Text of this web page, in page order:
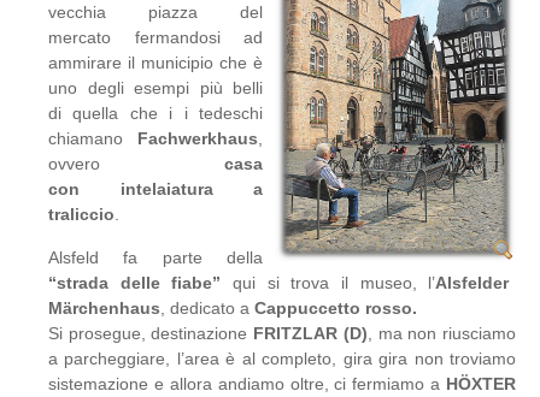
vecchia piazza del
mercato fermandosi ad
ammirare il municipio che è
uno degli esempi più belli
di quella che i i tedeschi
chiamano Fachwerkhaus
ovvero casa
con intelaiatura a
traliccio
Alsfeld fa parte della
“strada delle fiabe” qui si trova il museo, l’Alsfelder
Märchenhaus , dedicato a Cappuccetto rosso.
Si prosegue, destinazione FRITZLAR (D) , ma non riusciamo
a parcheggiare, l’area è al completo, gira gira non troviamo
sistemazione e allora andiamo oltre, ci fermiamo a HÖXTER